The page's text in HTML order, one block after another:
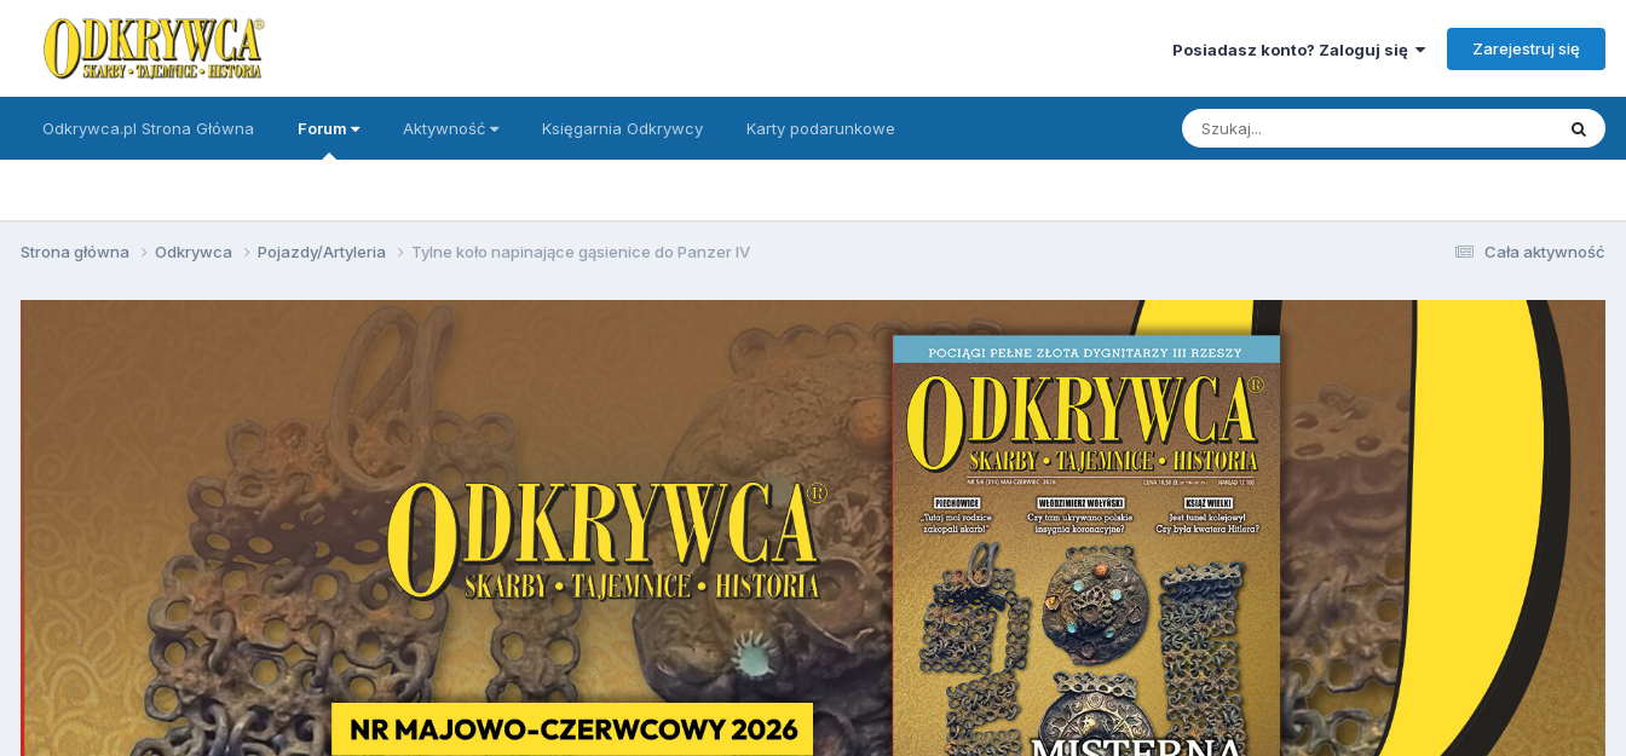
Posiadasz konto? Zaloguj się Zarejestruj się
Odkrywca.pl Strona Główna Forum Aktywność Księgarnia Odkrywcy Karty podarunkowe
Cała aktywność
Strona główna Odkrywca Pojazdy/Artyleria Tylne koło napinające gąsienice do Panzer IV